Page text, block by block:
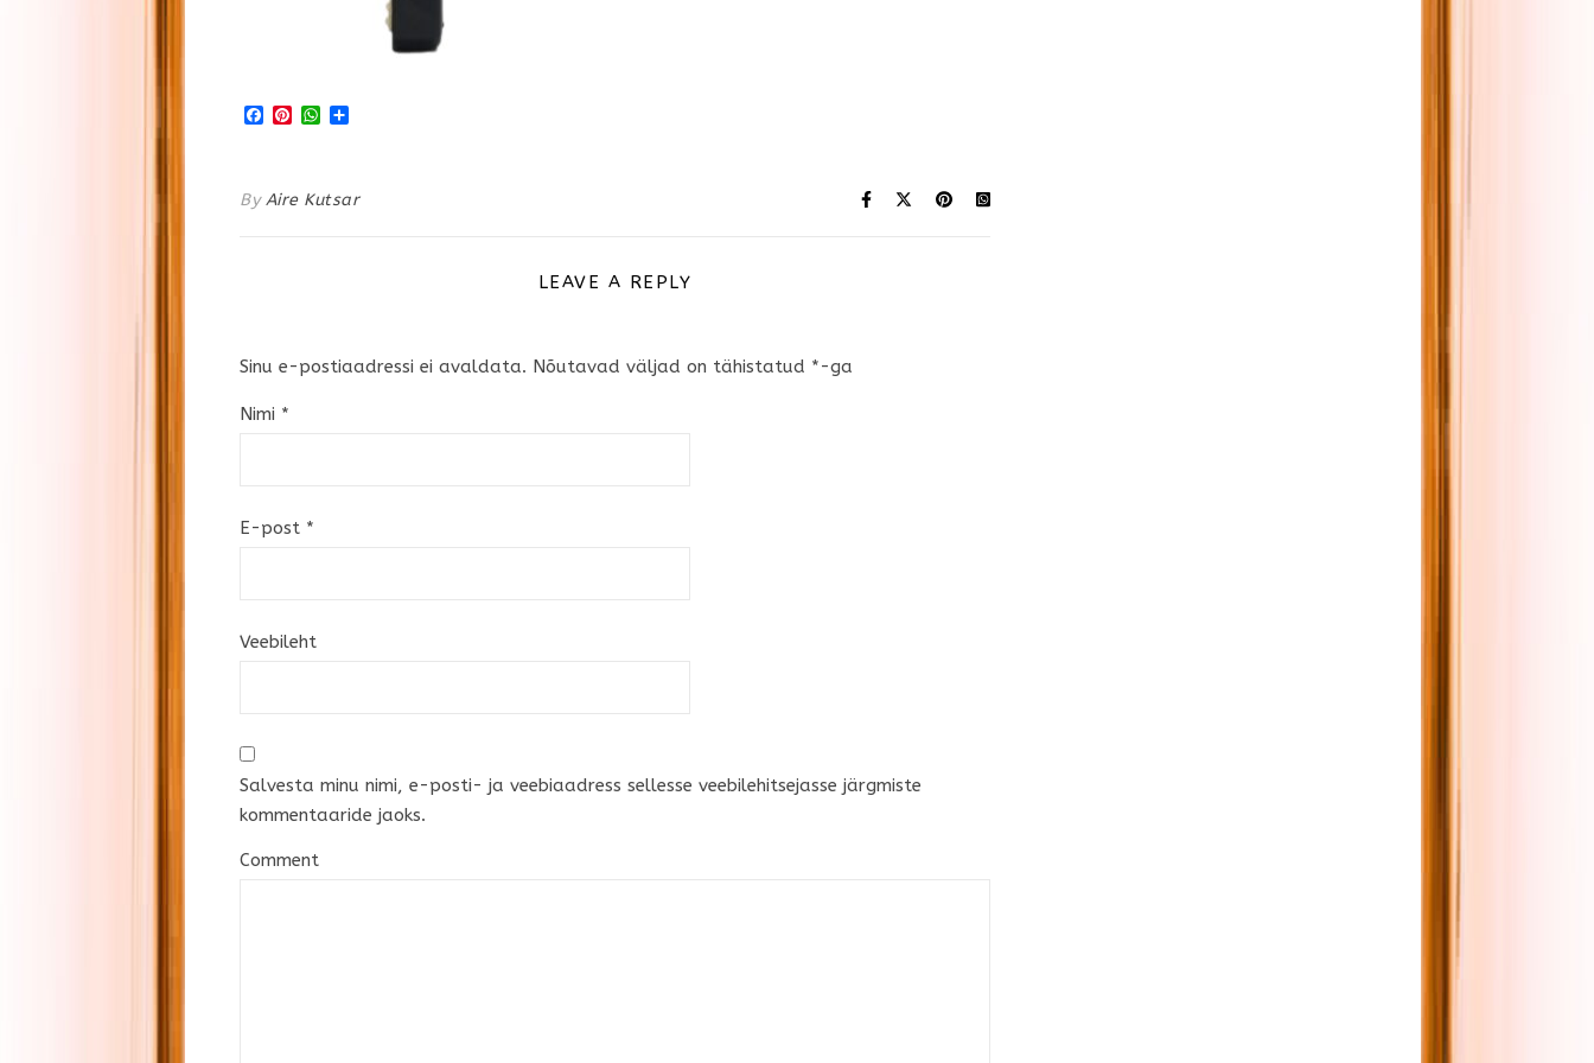
Facebook
PinterestWhatsApp
ByAire Kutsar
LEAVE A REPLY
Sinu e-postiaadressi ei avaldata. Nõutavad väljad on tähistatud *-ga
Nimi *
E-post *
Veebileht
Salvesta minu nimi, e-posti- ja veebiaadress sellesse veebilehitsejasse järgmiste
kommentaaride jaoks.
Comment